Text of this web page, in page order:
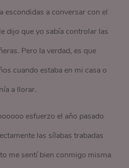
escondidas a conversar con el
dijo que yo sabía controlar las
Pero la verdad, es que
cuando estaba en mi casa o
a llorar.
esfuerzo el año pasado
las sílabas trabadas
me sentí bien conmigo misma